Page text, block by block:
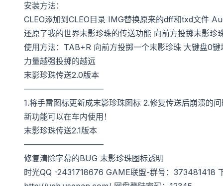
安装方法：
CLEO添加到CLEO目录 IMG替换原来的dff和txd文件
还原了我的世界末影珍珠的传送功能 向前方投掷末影珍
使用方法：TAB+R 向前方投掷一个末影珍珠 大键盘0
力量越强投掷的越远
末影珍珠传送2.0版本
——————————
1.将手雷图标更新成末影珍珠图标 2.修复传送后崩溃的
新功能可以在车内使用！
末影珍珠传送2.1版本
——————————
修复清除字幕的BUG 末影珍珠图标透明
时光QQ -2431718676 GAME联盟-群号：373481418